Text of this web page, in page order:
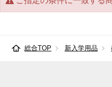
総合TOP 新入学用品